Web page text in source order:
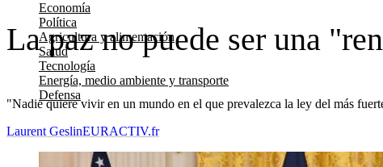
Economía
Política
Agricultura y alimentación
Salud
Tecnología
Energía, medio ambiente y transporte
Defensa
La paz no puede ser una
"Nadie quiere vivir en un mundo en el que prevalezca la ley del más
Laurent GeslinEURACTIV.fr